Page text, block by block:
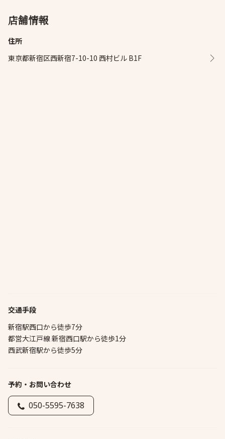
店舗情報
住所
東京都新宿区西新宿7-10-10 西村ビル B1F
交通手段
新宿駅西口から徒歩7分
都営大江戸線 新宿西口駅から徒歩1分
西武新宿駅から徒歩5分
予約・お問い合わせ
050-5595-7638